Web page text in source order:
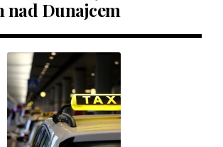
nad Dunajcem